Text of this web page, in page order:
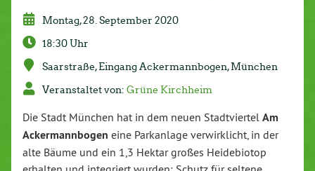
Montag, 28. September 2020
18:30 Uhr
Saar­stra­ße, Eingang Acker­mann­bo­gen, München
Ver­an­stal­tet von:Grüne Kirchheim
Die Stadt München hat in dem neuen Stadt­vier­tel Am
Acker­mann­bo­gen eine Park­an­la­ge ver­wirk­licht, in der
alte Bäume und ein 1,3 Hektar großes Hei­de­bio­top